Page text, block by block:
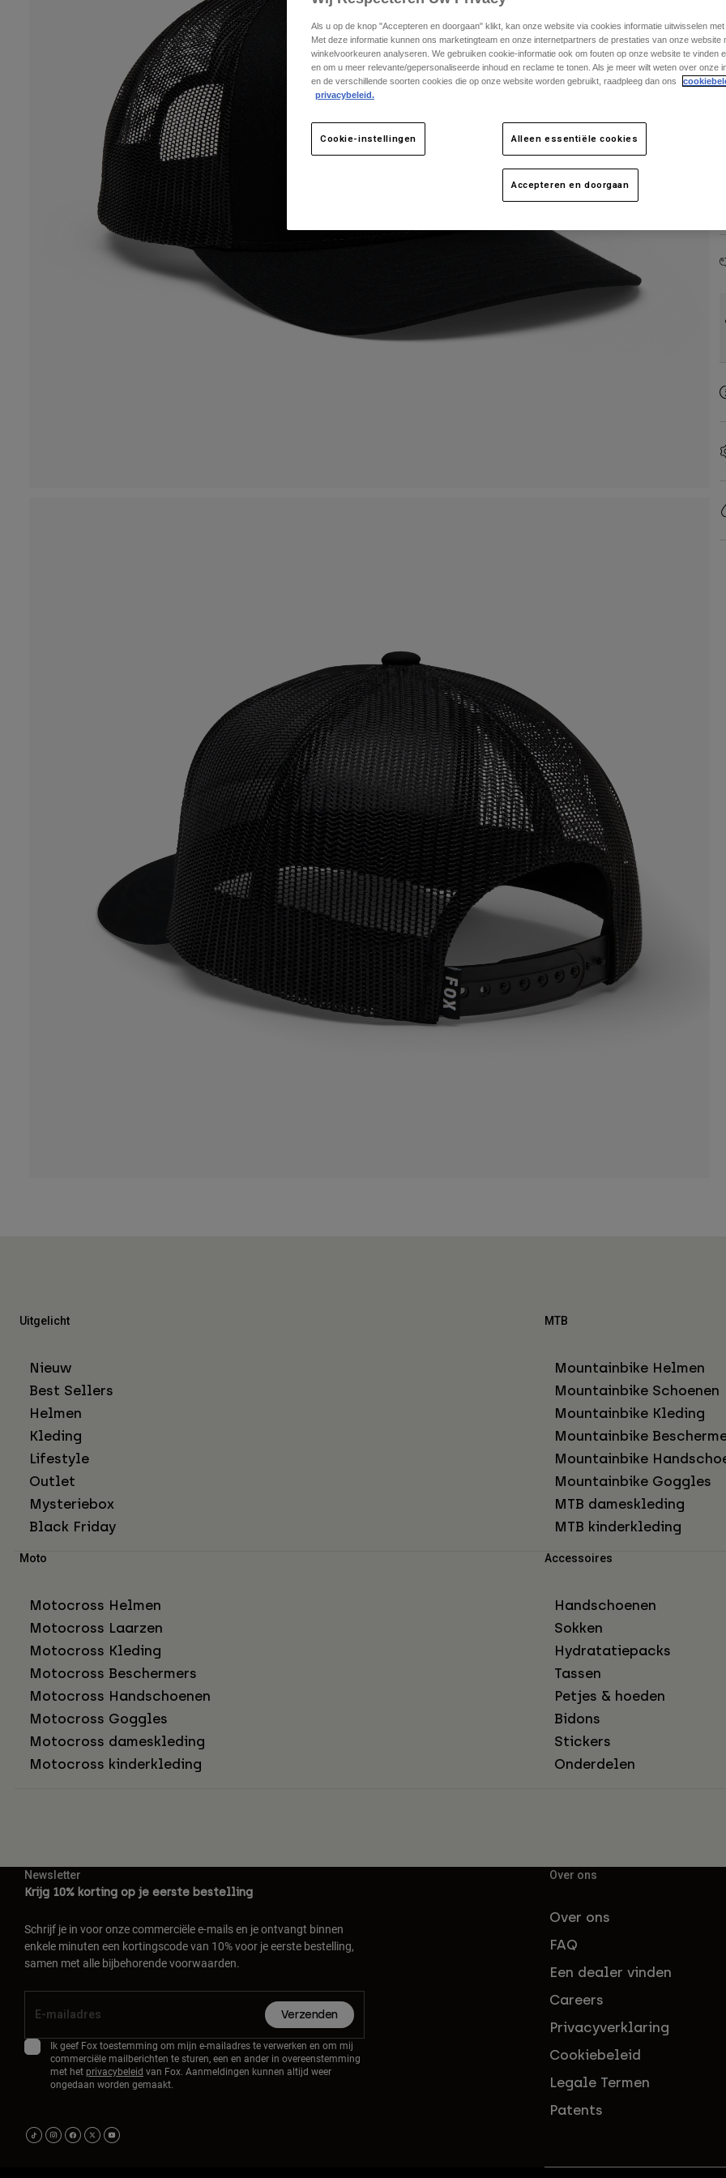
Uitgelicht
Nieuw
Best Sellers
Helmen
Kleding
Lifestyle
Outlet
Mysteriebox
Black Friday
MTB
Mountainbike Helmen
Mountainbike Schoenen
Mountainbike Kleding
Mountainbike
Mountainbike
Mountainbike Goggles
MTB dameskleding
MTB kinderkleding
Moto
Motocross Helmen
Motocross Laarzen
Motocross Kleding
Motocross Beschermers
Motocross Handschoenen
Motocross Goggles
Motocross dameskleding
Motocross kinderkleding
Accessoires
Handschoenen
Sokken
Hydratatiepacks
Tassen
Petjes & hoeden
Bidons
Stickers
Onderdelen
Newsletter
Krijg 10% korting op je eerste bestelling
Schrijf je in voor onze commerciële e-mails en je ontvangt binnen
enkele minuten een kortingscode van 10% voor je eerste bestelling,
samen met alle bijbehorende voorwaarden.
Verzenden
Ik geef Fox toestemming om mijn e-mailadres te verwerken en om mij
commerciële mailberichten te sturen, een en ander in overeenstemming
met het privacybeleid van Fox. Aanmeldingen kunnen altijd weer
ongedaan worden gemaakt.
Over ons
Over ons
FAQ
Een dealer vinden
Careers
Privacyverklaring
Cookiebeleid
Legale Termen
Patents
Als u op de knop "Accepteren en doorgaan" klikt, kan onze website via cookies informatie uitwisselen
Met deze informatie kunnen ons marketingteam en onze internetpartners de prestaties van onze website
winkelvoorkeuren analyseren. We gebruiken cookie-informatie ook om fouten op onze website te vinden
en om u meer relevante/gepersonaliseerde inhoud en reclame te tonen. Als je meer wilt weten over onze
en de verschillende soorten cookies die op onze website worden gebruikt, raadpleeg dan ons
privacybeleid.
Cookie-instellingen Alleen essentiële cookies
Accepteren en doorgaan